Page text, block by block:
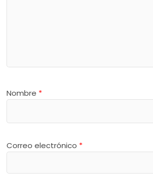
Nombre *
Correo electrónico *